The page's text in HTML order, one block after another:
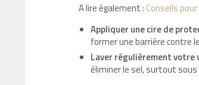
A lire également : Conseils
Appliquer une cire de
former une barrière contre
Laver régulièrement votre
éliminer le sel, surtout sous